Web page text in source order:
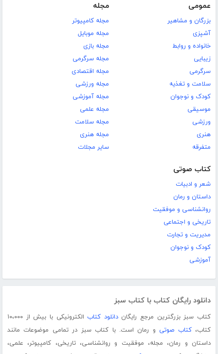
عمومی
بزرگان و مشاهیر
آشپزی
خانواده و روابط
زیبایی
سرگرمی
سلامت و تغذیه
کودک و نوجوان
موسیقی
ورزشی
هنری
متفرقه
مجله
مجله کامپیوتر
مجله موبایل
مجله بازی
مجله سرگرمی
مجله اقتصادی
مجله ورزشی
مجله آموزشی
مجله علمی
مجله سلامت
مجله هنری
سایر مجلات
کتاب صوتی
شعر و ادبیات
داستان و رمان
روانشناسی و موفقیت
تاریخی و اجتماعی
مدیریت و تجارت
کودک و نوجوان
آموزشی
دانلود رایگان کتاب با کتاب سبز
کتاب سبز بزرگترین مرجع رایگاندانلود کتاب
الکترونیکی با بیش از ۱۰،۰۰۰
کتاب،کتاب صوتی و رمان است. با کتاب سبز در تمامی موضوعات مانند
داستان و رمان، مجله، موفقیت و روانشناسی، تاریخی، کامپیوتر، علمی،